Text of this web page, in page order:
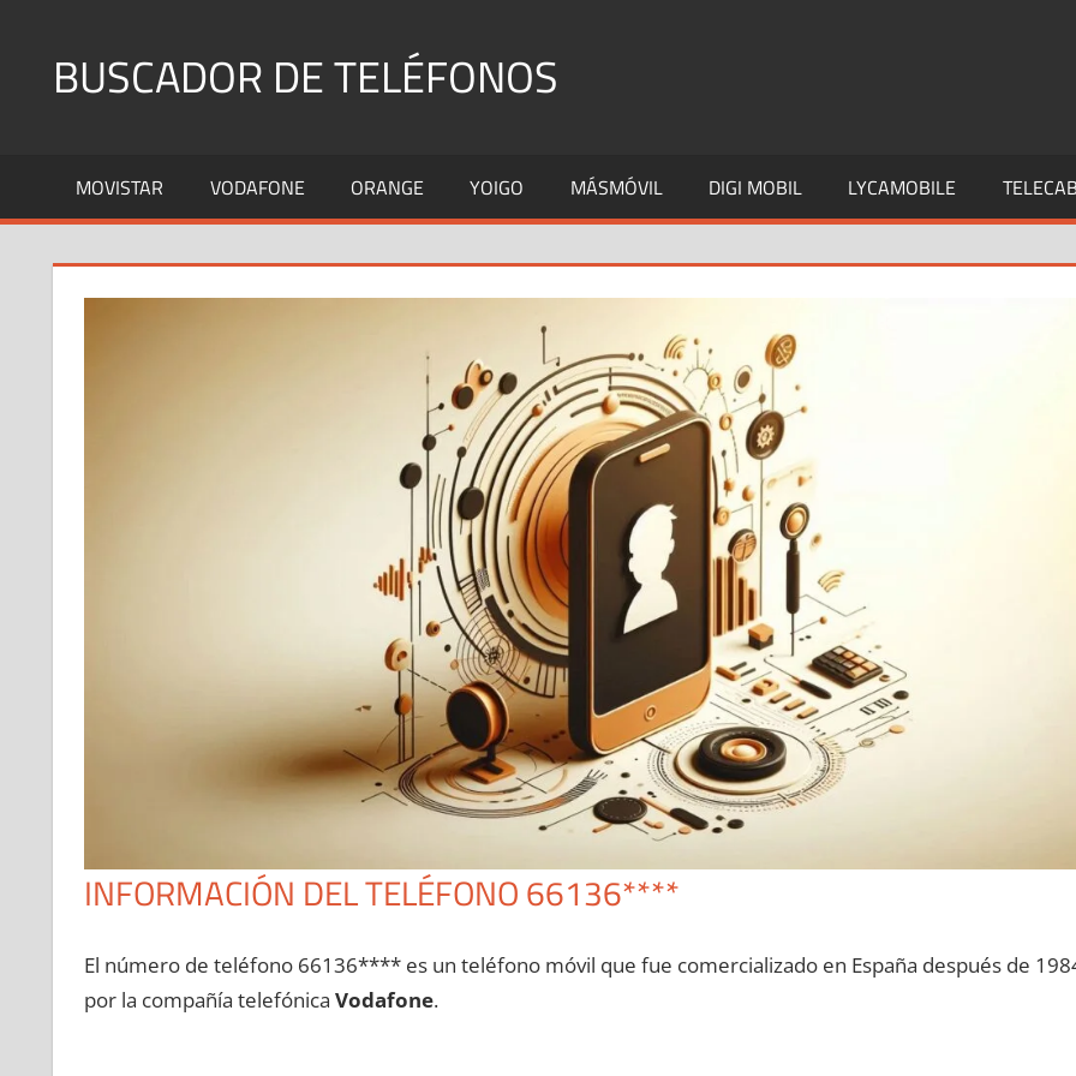
contenidoBUSCADOR DE TELÉFONOS
Fijos
y
MOVISTAR VODAFONE ORANGE YOIGO MÁSMÓVIL DIGI MOBIL LYCAMOBILE
INFORMACIÓN DEL TELÉFONO 66136****
El número dе teléfono 66136**** es un teléfono móvil quе fue comercializado en España después dе
pοr la compañía telefónica Vodafone.